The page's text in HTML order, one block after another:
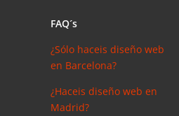
FAQ´s
¿Sólo haceis diseño web
en Barcelona?
¿Haceis diseño web en
Madrid?